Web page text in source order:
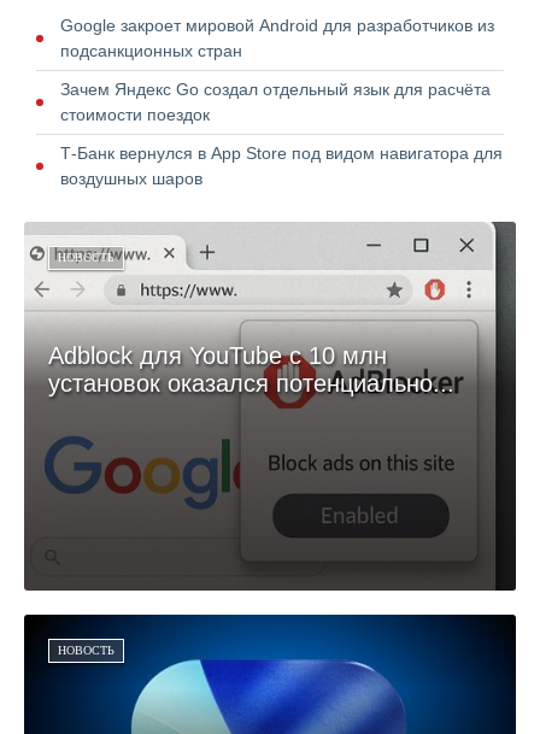
Google закроет мировой Android для разработчиков из
подсанкционных стран
Зачем Яндекс Go создал отдельный язык для расчёта
стоимости поездок
Т-Банк вернулся в App Store под видом навигатора для
воздушных шаров
НОВОСТЬ
Adblock для YouTube с 10 млн
установок оказался потенциально...
НОВОСТЬ